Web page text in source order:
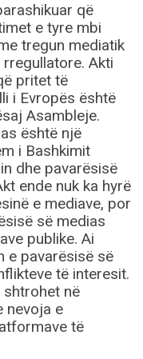
që
e tyre mbi
tregun mediatik
Akti
pritet të
i Evropës është
Asambleje.
është një
i Bashkimit
dhe pavarësisë
ende nuk ka hyrë
e mediave, por
së medias
publike. Ai
e pavarësisë së
të interesit.
në
nevoja e
të